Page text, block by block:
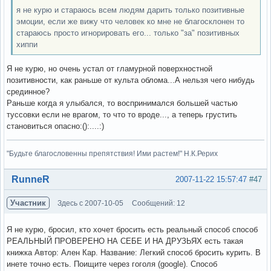
я не курю и стараюсь всем людям дарить только позитивные
эмоции, если же вижу что человек ко мне не благосклонен то
стараюсь просто игнорировать его... только "за" позитивных
хиппи
Я не курю, но очень устал от гламурной поверхностной
позитивности, как раньше от культа облома...А нельзя чего нибудь
срединное?
Раньше когда я улыбался, то воспринимался большей частью
туссовки если не врагом, то что то вроде..., а теперь грустить
становиться опасно:():....:)
"Будьте благословенны препятствия! Ими растем!" Н.К.Рерих
Вне форума #47
2007-11-22 15:57:47
RunneR
Участник Здесь с 2007-10-05 Сообщений: 12
Я не курю, бросил, кто хочет бросить есть реальный способ способ
РЕАЛЬНЫЙ ПРОВЕРЕНО НА СЕБЕ И НА ДРУЗЬЯХ есть такая
книжка Автор: Ален Кар. Название: Легкий способ бросить курить. В
инете точно есть. Поищите через гоголя (google). Способ